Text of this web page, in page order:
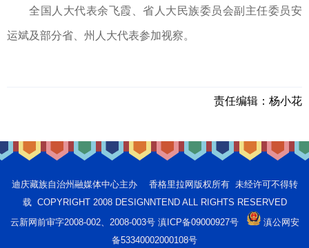
全国人大代表余飞霞、省人大民族委员会副主任委员安
运斌及部分省、州人大代表参加视察。
责任编辑： 杨小花
迪庆藏族自治州融媒体中心主办 香格里拉网版权所有 未经许可不得转
载 COPYRIGHT 2008 DESIGNNTEND ALL RIGHTS RESERVED
云新网前审字2008-002、2008-003号 滇ICP备09000927号
滇公网安
备53340002000108号